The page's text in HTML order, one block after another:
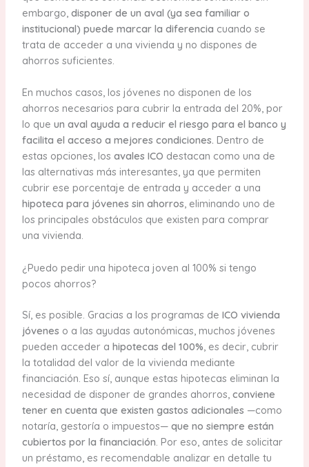
embargo, disponer de un aval (ya sea familiar o
institucional) puede marcar la diferencia cuando se
trata de acceder a una vivienda y no dispones de
ahorros suficientes.
En muchos casos, los jóvenes no disponen de los
ahorros necesarios para cubrir la entrada del 20%, por
lo que un aval ayuda a reducir el riesgo para el banco y
facilita el acceso a mejores condiciones. Dentro de
estas opciones, los avales ICO destacan como una de
las alternativas más interesantes, ya que permiten
cubrir ese porcentaje de entrada y acceder a una
hipoteca para jóvenes sin ahorros, eliminando uno de
los principales obstáculos que existen para comprar
una vivienda.
¿Puedo pedir una hipoteca joven al 100% si tengo
pocos ahorros?
Sí, es posible. Gracias a los programas de ICO vivienda
jóvenes o a las ayudas autonómicas, muchos jóvenes
pueden acceder a hipotecas del 100% , es decir, cubrir
la totalidad del valor de la vivienda mediante
financiación. Eso sí, aunque estas hipotecas eliminan la
necesidad de disponer de grandes ahorros, conviene
tener en cuenta que existen gastos adicionales —como
notaría, gestoría o impuestos— que no siempre están
cubiertos por la financiación . Por eso, antes de solicitar
un préstamo, es recomendable analizar en detalle tu